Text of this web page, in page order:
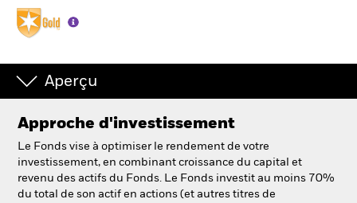
Aperçu
Approche d'investissement
Le Fonds vise à optimiser le rendement de votre
investissement, en combinant croissance du capital et
revenu des actifs du Fonds. Le Fonds investit au moins 70%
du total de son actif en actions (et autres titres de